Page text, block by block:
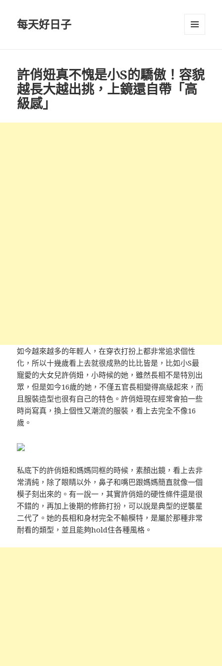
每天好日子
許俏妞真不愧是小S的驕傲！容貌
越長大越出挑，上鏡還自帶「高
級感」
如今越來越多的年輕人，在穿衣打扮上都非常追求個性
化，所以十幾歲看上去就很成熟的比比皆是，比如小S最
寵愛的大女兒許俏妞，小時候的她，雖然長相不是特別出
眾，但是如今16歲的她，不僅五官長相變得高級起來，而
且服裝造型也很有自己的特色。許俏妞現在經常會拍一些
時尚寫真，換上個性又潮流的服裝，看上去完全不像16
歲。
私底下的許俏妞和媽媽同框的時候，素顏出鏡，看上去非
常清純，除了眼睛以外，鼻子和嘴巴跟媽媽簡直就像一個
模子刻出來的。有一說一，其實許俏妞的硬性條件還是很
不錯的，再加上後期的修飾打扮，可以說是典型的逆襲星
二代了。她的長相和身材完全不輸模特，是屬於那種非常
耐看的類型，並且能夠hold住各種風格。